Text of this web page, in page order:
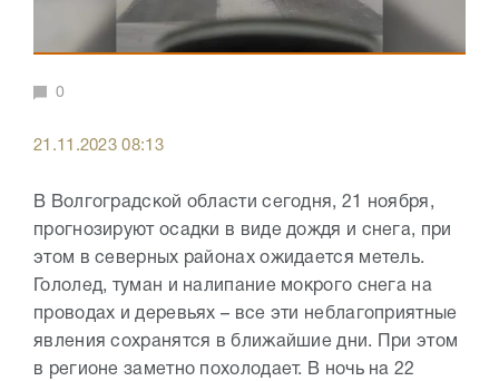
0
21.11.2023 08:13
В Волгоградской области сегодня, 21 ноября,
прогнозируют осадки в виде дождя и снега, при
этом в северных районах ожидается метель.
Гололед, туман и налипание мокрого снега на
проводах и деревьях – все эти неблагоприятные
явления сохранятся в ближайшие дни. При этом
в регионе заметно похолодает. В ночь на 22